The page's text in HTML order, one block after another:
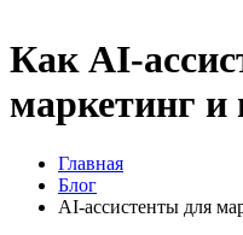
Как AI-
маркетинг и
Главная
Блог
AI-ассистенты для